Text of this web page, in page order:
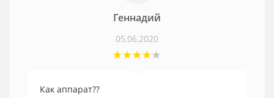
Геннадий
05.06.2020
Как аппарат??